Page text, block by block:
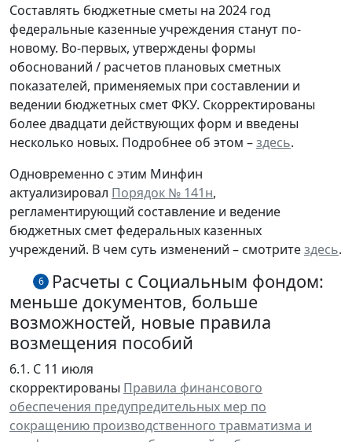
Составлять бюджетные сметы на 2024 год
федеральные казенные учреждения станут по-
новому. Во-первых, утверждены формы
обоснований / расчетов плановых сметных
показателей, применяемых при составлении и
ведении бюджетных смет ФКУ. Скорректированы
более двадцати действующих форм и введены
несколько новых. Подробнее об этом –здесь.
Одновременно с этим Минфин
актуализировал Порядок № 141н,
регламентирующий составление и ведение
бюджетных смет федеральных казенных
учреждений. В чем суть изменений – смотритездесь.
6
Расчеты с Социальным фондом:
меньше документов, больше
возможностей, новые правила
возмещения пособий
6.1. С 11 июля
скорректированы Правила финансового
обеспечения предупредительных мер по
сокращению производственного травматизма и